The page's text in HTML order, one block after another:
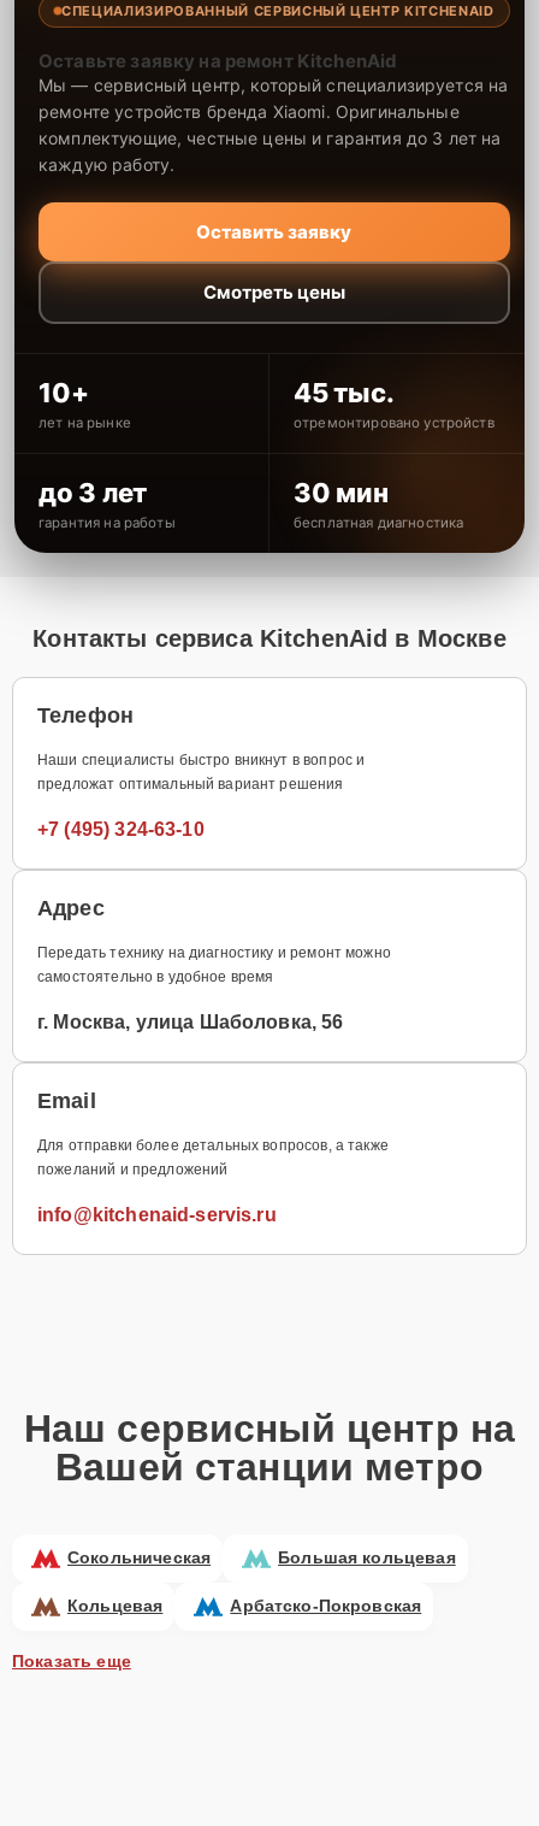
СПЕЦИАЛИЗИРОВАННЫЙ СЕРВИСНЫЙ ЦЕНТР KITCHENAID
Оставьте заявку на ремонт KitchenAid
Мы — сервисный центр, который специализируется на
ремонте устройств бренда Xiaomi. Оригинальные
комплектующие, честные цены и гарантия до 3 лет на
каждую работу.
Оставить заявку
Смотреть цены
10+
лет на рынке
45 тыс.
отремонтировано устройств
до 3 лет
гарантия на работы
30 мин
бесплатная диагностика
Контакты сервиса KitchenAid в Москве
Телефон
Наши специалисты быстро вникнут в вопрос и
предложат оптимальный вариант решения
+7 (495) 324-63-10
Адрес
Передать технику на диагностику и ремонт можно
самостоятельно в удобное время
г. Москва, улица Шаболовка, 56
Email
Для отправки более детальных вопросов, а также
пожеланий и предложений
info@kitchenaid-servis.ru
Наш сервисный центр на
Вашей станции метро
Сокольническая Большая кольцевая
Кольцевая Арбатско-Покровская
Показать еще